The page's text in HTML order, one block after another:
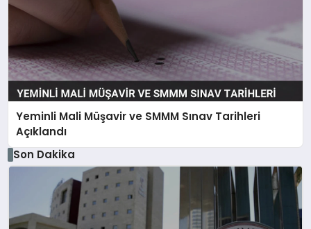
Yeminli Mali Müşavir ve SMMM Sınav Tarihleri
Açıklandı
Son Dakika